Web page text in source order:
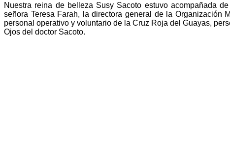
Nuestra reina de belleza Susy Sacoto estuvo acompañada
señora Teresa Farah, la directora general de la Organización
personal operativo y voluntario de la Cruz Roja del Guayas,
Ojos del doctor Sacoto.